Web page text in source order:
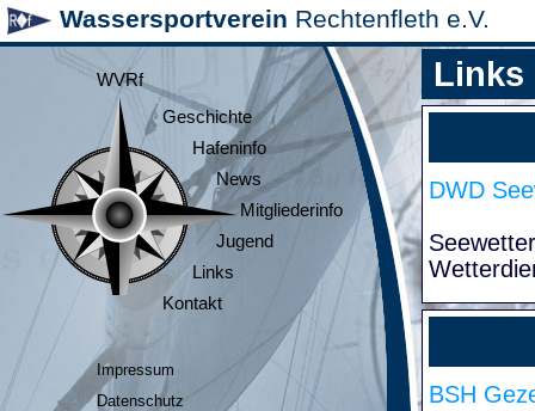
Wassersportverein Rechtenfleth e.V.
WVRf
Geschichte
Hafeninfo
News
Mitgliederinfo
Jugend
Links
Kontakt
Impressum
Datenschutz
Links
DWD
BSH